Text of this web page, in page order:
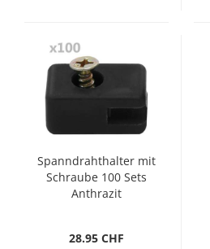
Spanndrahthalter mit
Schraube 100 Sets
Anthrazit
28.95 CHF